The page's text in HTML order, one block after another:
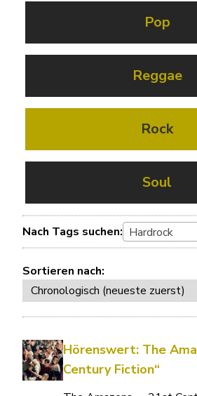
Pop
Reggae
Rock
Soul
Nach Tags suchen: Hardrock
Sortieren nach:
Hörenswert: The
Century Fiction“